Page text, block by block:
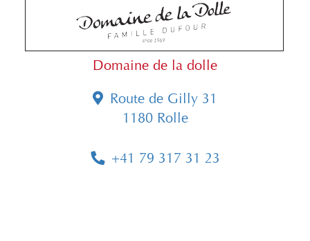
Domaine de la dolle
Route de Gilly 31
1180 Rolle
+41 79 317 31 23